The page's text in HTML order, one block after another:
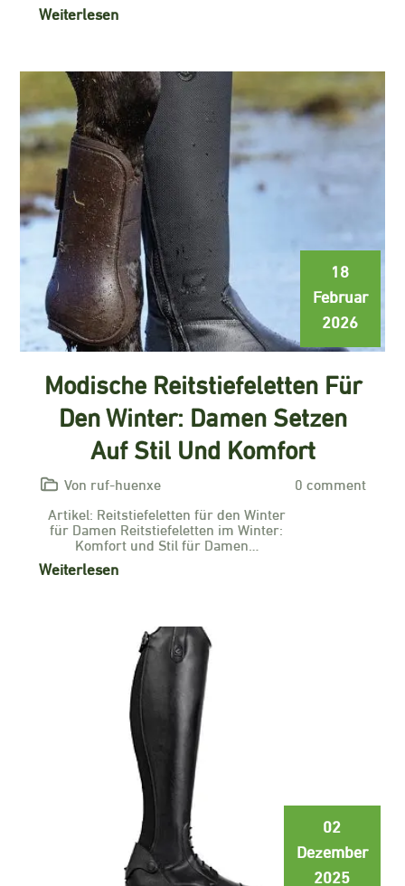
Weiterlesen
18
Februar
2026
Modische Reitstiefeletten Für
Den Winter: Damen Setzen
Auf Stil Und Komfort
Von ruf-huenxe
0 comment
Artikel: Reitstiefeletten für den Winter
für Damen Reitstiefeletten im Winter:
Komfort und Stil für Damen…
Weiterlesen
02
Dezember
2025